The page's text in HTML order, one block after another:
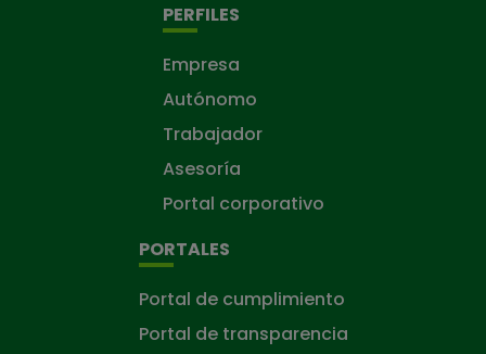
PERFILES
Empresa
Autónomo
Trabajador
Asesoría
Portal corporativo
PORTALES
Portal de cumplimiento
Portal de transparencia